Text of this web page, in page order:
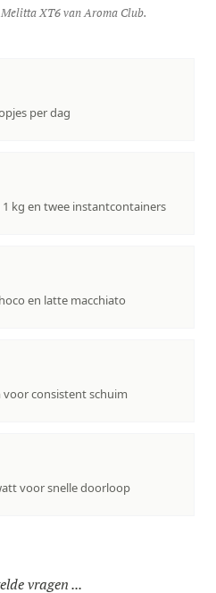
XT6 van Aroma Club.
per dag
kg en twee instantcontainers
en latte macchiato
consistent schuim
voor snelle doorloop
vragen ...